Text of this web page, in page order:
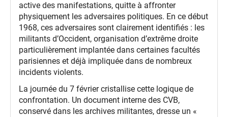
active des manifestations, quitte à affronter
physiquement les adversaires politiques. En ce début
1968, ces adversaires sont clairement identifiés : les
militants d’Occident, organisation d’extrême droite
particulièrement implantée dans certaines facultés
parisiennes et déjà impliquée dans de nombreux
incidents violents.
La journée du 7 février cristallise cette logique de
confrontation. Un document interne des CVB,
conservé dans les archives militantes, dresse un «